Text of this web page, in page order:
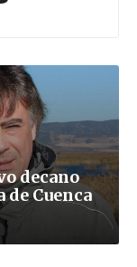
decano
Cuenca